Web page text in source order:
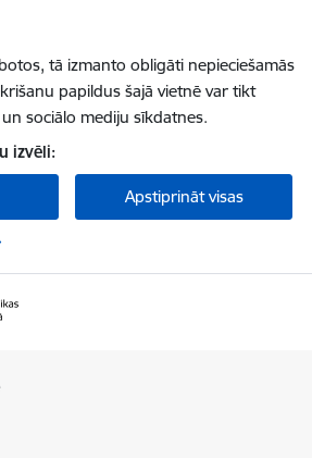
tā izmanto obligāti nepieciešamās
papildus šajā vietnē var tikt
sociālo mediju sīkdatnes.
izvēli:
Apstiprināt visas